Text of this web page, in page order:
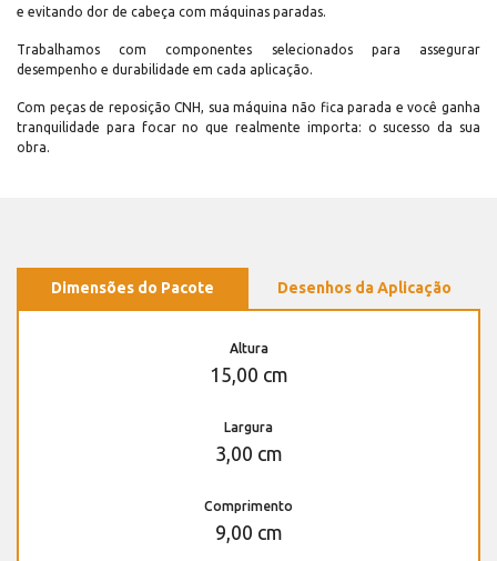
e evitando dor de cabeça com máquinas paradas.
Trabalhamos com componentes selecionados para assegurar
desempenho e durabilidade em cada aplicação.
Com peças de reposição CNH, sua máquina não fica parada e você ganha
tranquilidade para focar no que realmente importa: o sucesso da sua
obra.
Dimensões do Pacote Desenhos da Aplicação
Altura
15,00 cm
Largura
3,00 cm
Comprimento
9,00 cm